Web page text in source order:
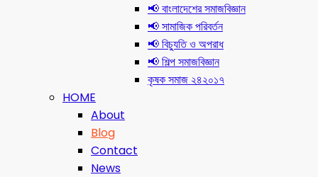
📢 বাংলাদেশের সমাজবিজ্ঞান
📢 সামাজিক পরিবর্তন
📢 বিচ্যুতি ও অপরাধ
📢 শিল্প সমাজবিজ্ঞান
কৃষক সমাজ ২৪২০১৭
HOME
About
Blog
Contact
News